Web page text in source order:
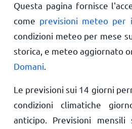
Questa pagina fornisce
come previsioni meteo per
condizioni meteo per mese
storica, e meteo aggiornato
Domani
Le previsioni sui 14 giorni
condizioni climatiche
anticipo. Previsioni